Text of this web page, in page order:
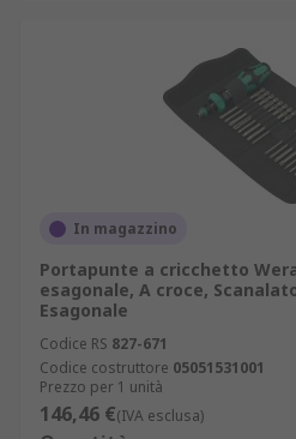
In magazzino
Portapunte a cricchetto
esagonale, A croce,
Esagonale
Codice RS 827-671
Codice costruttore 05051531001
Prezzo per 1 unità
146,46 €(IVA esclusa)